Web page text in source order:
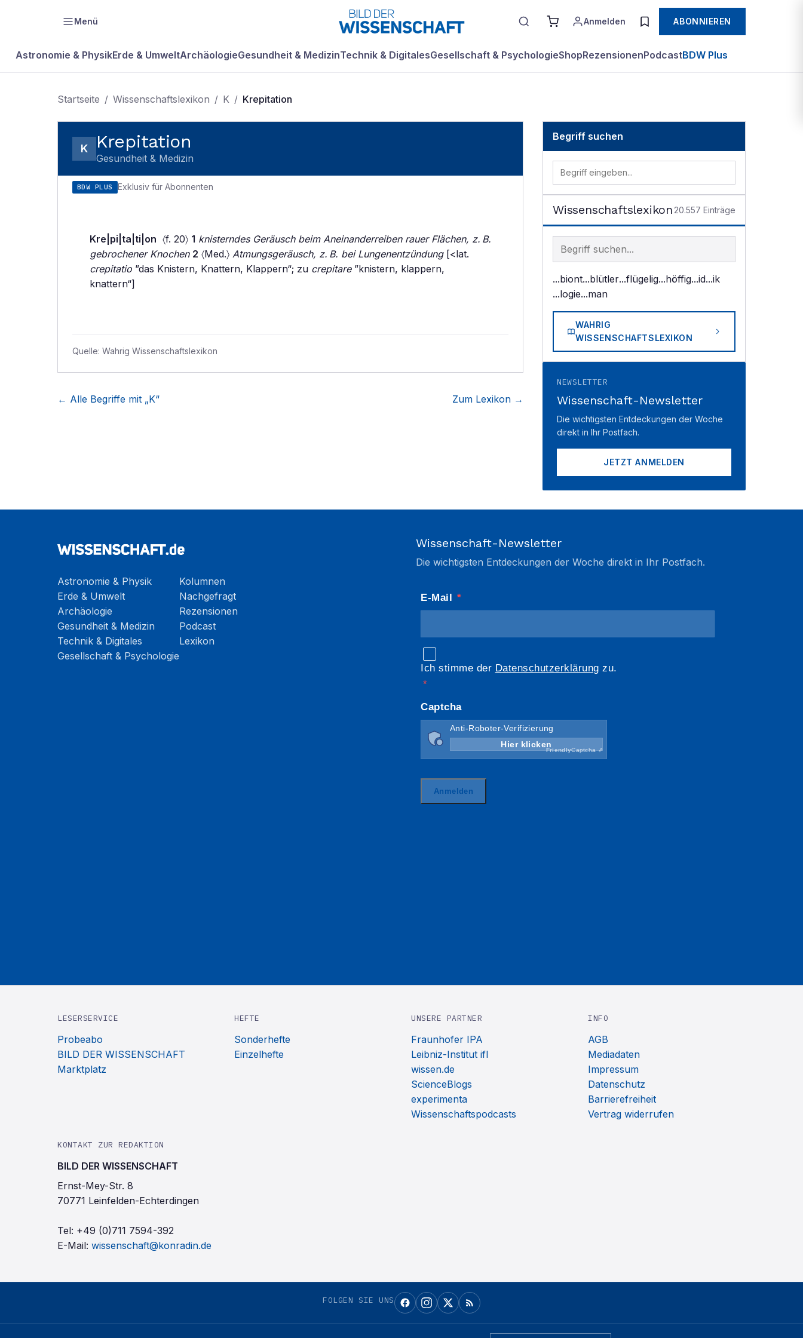
Menü Anmelden ABONNIEREN
Astronomie & PhysikErde & UmweltArchäologieGesundheit & MedizinTechnik & DigitalesGesellschaft & PsychologieShopRezensionenPodcastBDW Plus
Startseite / Wissenschaftslexikon / K / Krepitation
K Krepitation
Gesundheit & Medizin
BDW PLUS Exklusiv für Abonnenten
Kre|pi|ta|ti|on 〈f. 20〉 1 knisterndes Geräusch beim Aneinanderreiben rauer Flächen, z. B.
gebrochener Knochen 2 〈Med.〉 Atmungsgeräusch, z. B. bei Lungenentzündung[<lat.
crepitatio ”das Knistern, Knattern, Klappern“; zu crepitare”knistern, klappern,
knattern“]
Quelle: Wahrig Wissenschaftslexikon
← Alle Begriffe mit „K“ Zum Lexikon →
Begriff suchen
Wissenschaftslexikon 20.557 Einträge
Begriff im Lexikon suchen
...biont...blütler...flügelig...höffig...id...ik
...logie...man
WAHRIG
WISSENSCHAFTSLEXIKON
NEWSLETTER
Wissenschaft-Newsletter
Die wichtigsten Entdeckungen der Woche
direkt in Ihr Postfach.
JETZT ANMELDEN
Astronomie & Physik
Erde & Umwelt
Archäologie
Gesundheit & Medizin
Technik & Digitales
Gesellschaft & Psychologie
Kolumnen
Nachgefragt
Rezensionen
Podcast
Lexikon
Wissenschaft-Newsletter
Die wichtigsten Entdeckungen der Woche direkt in Ihr Postfach.
LESERSERVICE
Probeabo
BILD DER WISSENSCHAFT
Marktplatz
HEFTE
Sonderhefte
Einzelhefte
UNSERE PARTNER
Fraunhofer IPA
Leibniz-Institut ifl
wissen.de
ScienceBlogs
experimenta
Wissenschaftspodcasts
INFO
AGB
Mediadaten
Impressum
Datenschutz
Barrierefreiheit
Vertrag widerrufen
KONTAKT ZUR REDAKTION
BILD DER WISSENSCHAFT
Ernst-Mey-Str. 8
70771 Leinfelden-Echterdingen
Tel: +49 (0)711 7594-392
E-Mail: wissenschaft@konradin.de
FOLGEN SIE UNS